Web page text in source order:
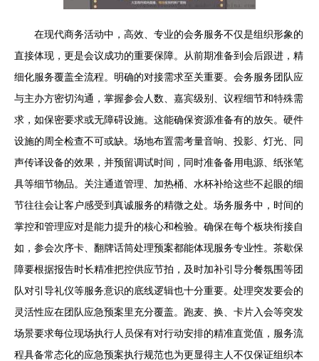
在现代商务活动中，高效、专业的会务服务不仅是组织形象的
直接体现，更是会议成功的重要保障。从前期准备到会后跟进，精
细化服务覆盖全流程。明确的对接需求至关重要。会务服务团队应
与主办方密切沟通，掌握参会人数、嘉宾级别、议程细节和特殊需
求，如保密要求或无障碍设施。这能确保资源准备有的放矢。硬件
设施的周全检查不可或缺。场地布置需考量音响、投影、灯光、同
声传译设备的效果，并预留调试时间，同时准备备用电源、纸张笔
具等细节物品。关注通道管理、加热桶、水杯补给这些不起眼的细
节往往会让客户感受到真诚服务的精微之处。场务服务中，时间的
掌控和管理应对是能力提升的核心和检验。确保在每个板块衔接自
如，参会次序卡、翻牌话筒处理预案都能体现服务专业性。茶歇保
障要根据报告时长精准把控供应节拍，及时加补引导分餐氛围等团
队对引导礼仪等服务意识的底线逻辑也十分重要。处理突发要会的
灵活性应在团队应急预案里充分覆盖。跑麦、换、卡片入会等突发
场景要求每位现场执行人员保有对行动安排的精准直觉值，服务流
程具备常态化的应急预案执行规范也为更显得主人不仅保证组织本